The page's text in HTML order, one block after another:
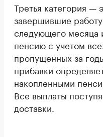
Третья категория —
завершившие
следующего месяца
пенсию с учетом
пропущенных за
прибавки
накопленными
Все выплаты
доставки.